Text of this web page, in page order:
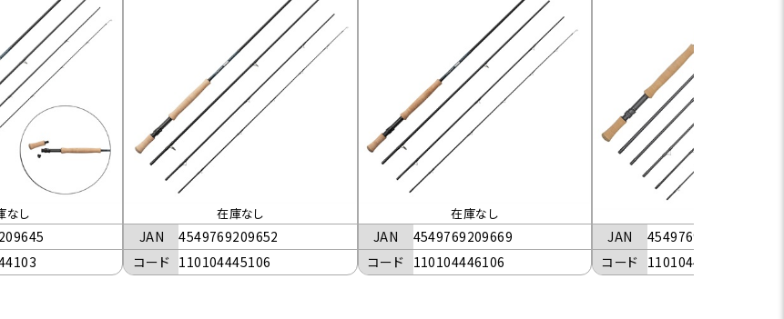
なし 在庫なし
JAN
4549769209652
コード 110104445106
在庫なし
JAN
4549769209669
コード 110104446106
JAN
4549769229568
コード 110104466106